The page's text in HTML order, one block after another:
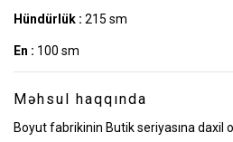
Hündürlük : 215 sm
En : 100 sm
Məhsul haqqında
Boyut fabrikinin Butik seriyasına daxil